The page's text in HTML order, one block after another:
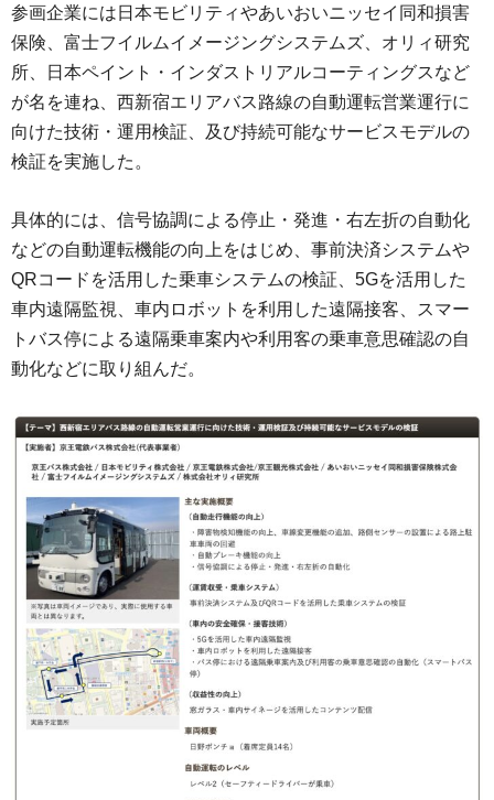
参画企業には日本モビリティやあいおいニッセイ同和損害
保険、富士フイルムイメージングシステムズ、オリィ研究
所、日本ペイント・インダストリアルコーティングスなど
が名を連ね、西新宿エリアバス路線の自動運転営業運行に
向けた技術・運用検証、及び持続可能なサービスモデルの
検証を実施した。
具体的には、信号協調による停止・発進・右左折の自動化
などの自動運転機能の向上をはじめ、事前決済システムや
QRコードを活用した乗車システムの検証、5Gを活用した
車内遠隔監視、車内ロボットを利用した遠隔接客、スマー
トバス停による遠隔乗車案内や利用客の乗車意思確認の自
動化などに取り組んだ。